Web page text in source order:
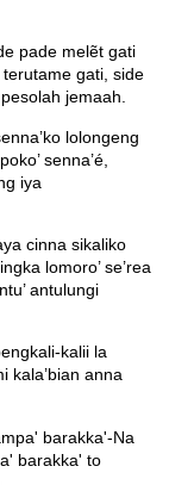
pade melẽt gati
gati, side
jemaah.
lolongeng
senna’é,
iya
cinna sikaliko
lomoro’ se’rea
antulungi
kalii la
kala’bian anna
barakka'-Na
barakka' to